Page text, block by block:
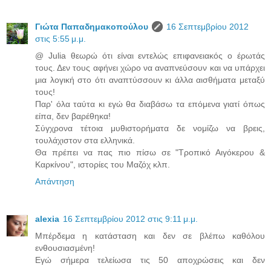
Γιώτα Παπαδημακοπούλου
16 Σεπτεμβρίου 2012
στις 5:55 μ.μ.
@ Julia θεωρώ ότι είναι εντελώς επιφανειακός ο έρωτάς
τους. Δεν τους αφήνει χώρο να αναπνεύσουν και να υπάρχει
μια λογική στο ότι αναπτύσσουν κι άλλα αισθήματα μεταξύ
τους!
Παρ' όλα ταύτα κι εγώ θα διαβάσω τα επόμενα γιατί όπως
είπα, δεν βαρέθηκα!
Σύγχρονα τέτοια μυθιστορήματα δε νομίζω να βρεις,
τουλάχιστον στα ελληνικά.
Θα πρέπει να πας πιο πίσω σε "Τροπικό Αιγόκερου &
Καρκίνου", ιστορίες του Μαζόχ κλπ.
Απάντηση
alexia 16 Σεπτεμβρίου 2012 στις 9:11 μ.μ.
Μπέρδεμα η κατάσταση και δεν σε βλέπω καθόλου
ενθουσιασμένη!
Εγώ σήμερα τελείωσα τις 50 αποχρώσεις και δεν